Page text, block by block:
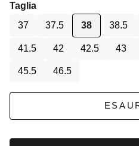
Taglia
37
37.5 38 38.5
41.5 42 42.5 43
45.5 46.5